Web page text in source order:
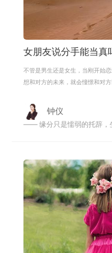
女朋友说分手能当真
不管是男生还是女生，当刚开始
想和对方的未来，就会憧憬和对
钟仪
—— 缘分只是懦弱的托辞，